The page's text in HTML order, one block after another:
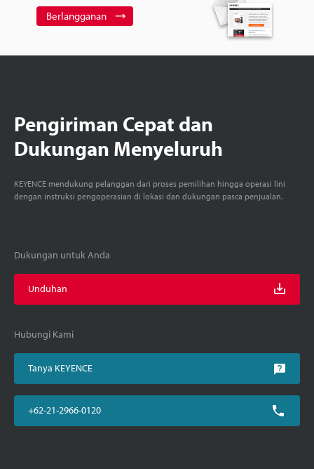
Berlangganan
Pengiriman Cepat dan
Dukungan Menyeluruh
KEYENCE mendukung pelanggan dari proses pemilihan hingga operasi lini
dengan instruksi pengoperasian di lokasi dan dukungan pasca penjualan.
Dukungan untuk Anda
Unduhan
Hubungi Kami
Tanya KEYENCE
+62-21-2966-0120